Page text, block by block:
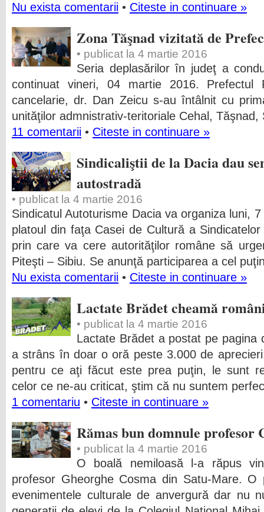
Nu exista comentarii • Citeste in continuare »
Zona Tăşnad vizitată de
• publicat la 4 martie 2016
Seria deplasărilor în judeţ a
continuat vineri, 04 martie 2016.
cancelarie, dr. Dan Zeicu s-au întâlnit cu
unităţilor admnistrativ-teritoriale Cehal, Tăşnad,
11 comentarii • Citeste in continuare »
Sindicaliştii de la Dacia dau
autostradă
• publicat la 4 martie 2016
Sindicatul Autoturisme Dacia va organiza luni,
platoul din faţa Casei de Cultură a
prin care va cere autorităţilor române să
Piteşti – Sibiu. Se anunţă participarea a cel
Nu exista comentarii • Citeste in continuare »
Lactate Brădet cheamă
• publicat la 4 martie 2016
Lactate Brădet a postat pe
a strâns în doar o oră peste 3.000 de
pentru ce aţi făcut este prea puţin, le sunt
celor ce ne-au criticat, ştim că nu suntem
1 comentariu • Citeste in continuare »
Rămas bun domnule profesor
• publicat la 4 martie 2016
O boală nemiloasă l-a răpus
profesor Gheorghe Cosma din Satu-Mare.
evenimentele culturale de anvergură dar nu